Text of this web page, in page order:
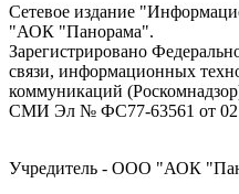
Сетевое издание
"АОК "Панорама".
Зарегистрировано
связи, информационных
коммуникаций
СМИ Эл № ФС77-63561 от 02
Учредитель - ООО "АОК